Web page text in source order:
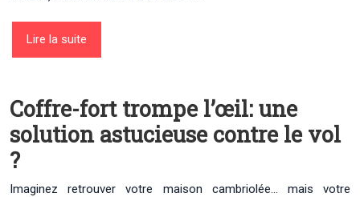
Lire la suite
Coffre-fort trompe l’œil: une
solution astucieuse contre le vol
?
Imaginez retrouver votre maison cambriolée… mais votre